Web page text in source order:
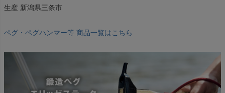
生産 新潟県三条市
ペグ・ペグハンマー等 商品一覧はこちら